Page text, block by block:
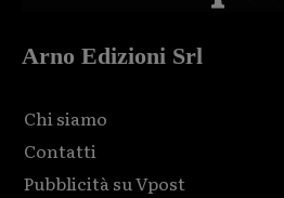
Arno Edizioni Srl
Chi siamo
Contatti
Pubblicità su Vpost